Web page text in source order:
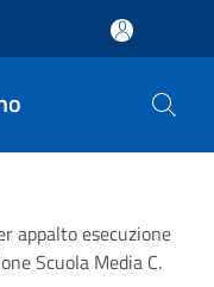
appalto esecuzione
Scuola Media C.